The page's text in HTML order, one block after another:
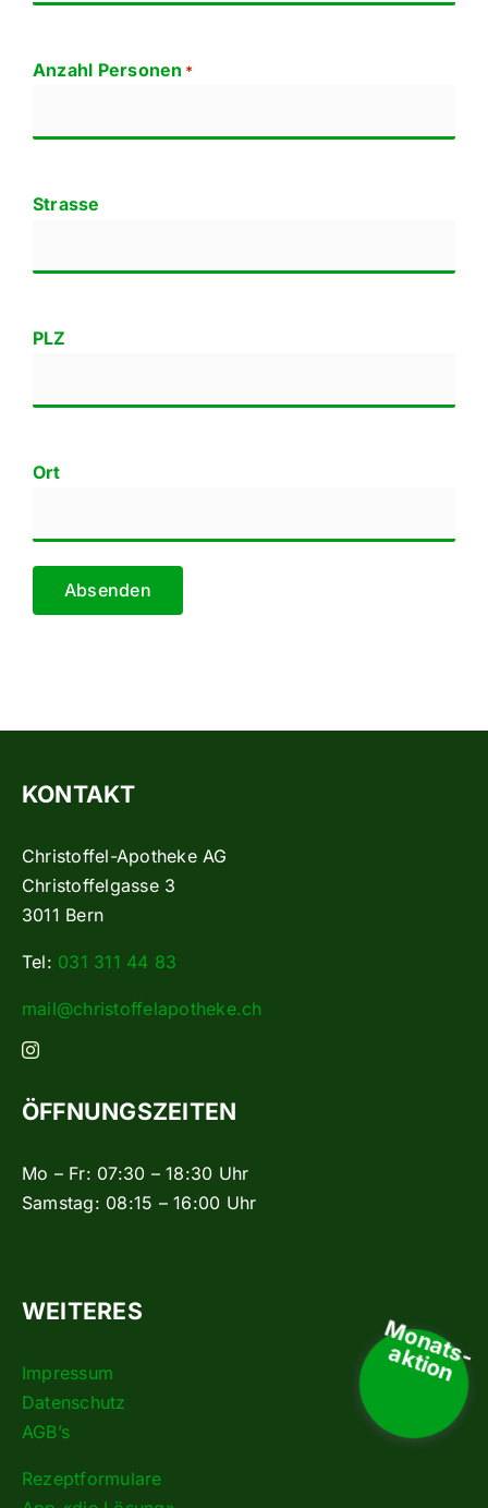
Anzahl Personen *
Strasse
PLZ
Ort
Absenden
KONTAKT
Christoffel-Apotheke AG
Christoffelgasse 3
3011 Bern
Tel: 031 311 44 83
mail@christoffelapotheke.ch
ÖFFNUNGSZEITEN
Mo – Fr: 07:30 – 18:30 Uhr
Samstag: 08:15 – 16:00 Uhr
WEITERES
Impressum
Datenschutz
AGB’s
Rezeptformulare
Monats-
aktion